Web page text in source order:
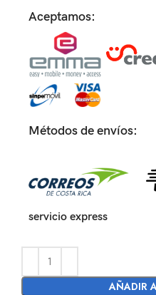
Aceptamos:
Métodos de envíos:
servicio express
AÑADIR